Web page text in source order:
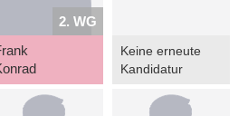
2. WG
Keine erneute
Kandidatur